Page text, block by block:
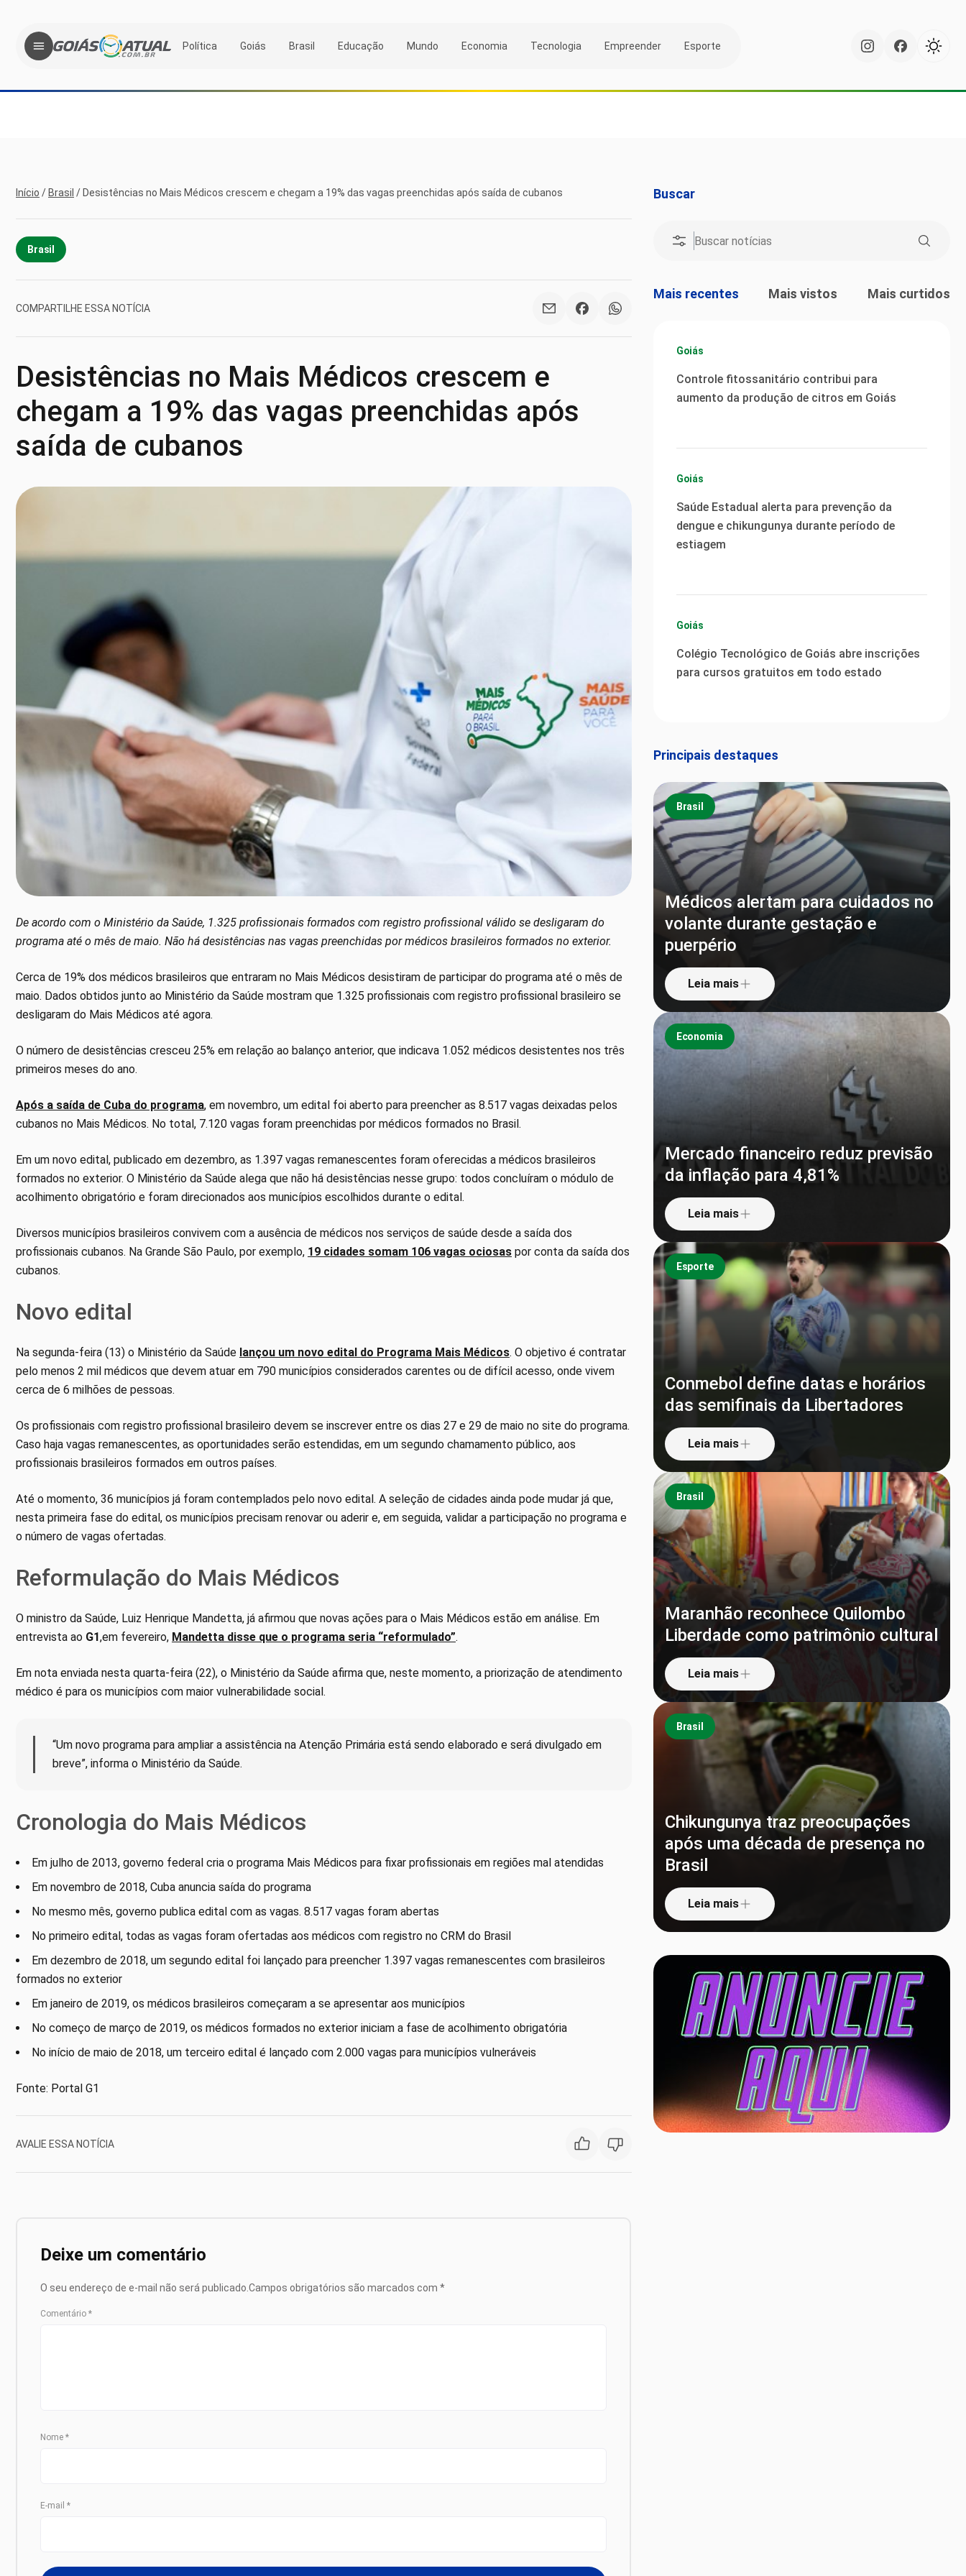
Política Goiás Brasil Educação Mundo Economia Tecnologia Empreender Esporte
Início / Brasil / Desistências no Mais Médicos crescem e chegam a 19% das vagas preenchidas após saída de cubanos
Brasil
COMPARTILHE ESSA NOTÍCIA
Desistências no Mais Médicos crescem e
chegam a 19% das vagas preenchidas após
saída de cubanos
De acordo com o Ministério da Saúde, 1.325 profissionais formados com registro profissional válido se desligaram do
programa até o mês de maio. Não há desistências nas vagas preenchidas por médicos brasileiros formados no exterior.
Cerca de 19% dos médicos brasileiros que entraram no Mais Médicos desistiram de participar do programa até o mês de
maio. Dados obtidos junto ao Ministério da Saúde mostram que 1.325 profissionais com registro profissional brasileiro se
desligaram do Mais Médicos até agora.
O número de desistências cresceu 25% em relação ao balanço anterior, que indicava 1.052 médicos desistentes nos três
primeiros meses do ano.
Após a saída de Cuba do programa, em novembro, um edital foi aberto para preencher as 8.517 vagas deixadas pelos
cubanos no Mais Médicos. No total, 7.120 vagas foram preenchidas por médicos formados no Brasil.
Em um novo edital, publicado em dezembro, as 1.397 vagas remanescentes foram oferecidas a médicos brasileiros
formados no exterior. O Ministério da Saúde alega que não há desistências nesse grupo: todos concluíram o módulo de
acolhimento obrigatório e foram direcionados aos municípios escolhidos durante o edital.
Diversos municípios brasileiros convivem com a ausência de médicos nos serviços de saúde desde a saída dos
profissionais cubanos. Na Grande São Paulo, por exemplo, 19 cidades somam 106 vagas ociosas por conta da saída dos
cubanos.
Novo edital
Na segunda-feira (13) o Ministério da Saúde lançou um novo edital do Programa Mais Médicos. O objetivo é contratar
pelo menos 2 mil médicos que devem atuar em 790 municípios considerados carentes ou de difícil acesso, onde vivem
cerca de 6 milhões de pessoas.
Os profissionais com registro profissional brasileiro devem se inscrever entre os dias 27 e 29 de maio no site do programa.
Caso haja vagas remanescentes, as oportunidades serão estendidas, em um segundo chamamento público, aos
profissionais brasileiros formados em outros países.
Até o momento, 36 municípios já foram contemplados pelo novo edital. A seleção de cidades ainda pode mudar já que,
nesta primeira fase do edital, os municípios precisam renovar ou aderir e, em seguida, validar a participação no programa e
o número de vagas ofertadas.
Reformulação do Mais Médicos
O ministro da Saúde, Luiz Henrique Mandetta, já afirmou que novas ações para o Mais Médicos estão em análise. Em
entrevista ao G1,em fevereiro, Mandetta disse que o programa seria “reformulado”.
Em nota enviada nesta quarta-feira (22), o Ministério da Saúde afirma que, neste momento, a priorização de atendimento
médico é para os municípios com maior vulnerabilidade social.
“Um novo programa para ampliar a assistência na Atenção Primária está sendo elaborado e será divulgado em
breve”, informa o Ministério da Saúde.
Cronologia do Mais Médicos
Em julho de 2013, governo federal cria o programa Mais Médicos para fixar profissionais em regiões mal atendidas
Em novembro de 2018, Cuba anuncia saída do programa
No mesmo mês, governo publica edital com as vagas. 8.517 vagas foram abertas
No primeiro edital, todas as vagas foram ofertadas aos médicos com registro no CRM do Brasil
Em dezembro de 2018, um segundo edital foi lançado para preencher 1.397 vagas remanescentes com brasileiros
formados no exterior
Em janeiro de 2019, os médicos brasileiros começaram a se apresentar aos municípios
No começo de março de 2019, os médicos formados no exterior iniciam a fase de acolhimento obrigatória
No início de maio de 2018, um terceiro edital é lançado com 2.000 vagas para municípios vulneráveis
Fonte: Portal G1
AVALIE ESSA NOTÍCIA
Deixe um comentário
O seu endereço de e-mail não será publicado.Campos obrigatórios são marcados com *
Comentário *
Nome *
E-mail *
Buscar
Mais recentes Mais vistos Mais curtidos
Goiás
Controle fitossanitário contribui para
aumento da produção de citros em Goiás
Goiás
Saúde Estadual alerta para prevenção da
dengue e chikungunya durante período de
estiagem
Goiás
Colégio Tecnológico de Goiás abre inscrições
para cursos gratuitos em todo estado
Principais destaques
Brasil
Médicos alertam para cuidados no
volante durante gestação e
puerpério
Leia mais
Economia
Mercado financeiro reduz previsão
da inflação para 4,81%
Leia mais
Esporte
Conmebol define datas e horários
das semifinais da Libertadores
Leia mais
Brasil
Maranhão reconhece Quilombo
Liberdade como patrimônio cultural
Leia mais
Brasil
Chikungunya traz preocupações
após uma década de presença no
Brasil
Leia mais